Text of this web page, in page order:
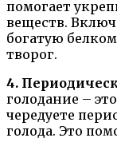
помогает
веществ.
богатую
творог.
4.
голодание –
чередуете
голода. Это